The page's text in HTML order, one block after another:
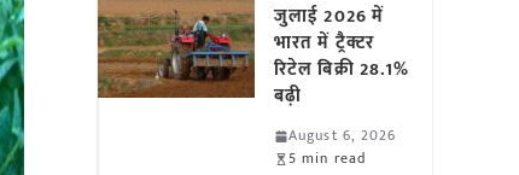
जुलाई 2026 में
भारत में ट्रैक्टर
रिटेल बिक्री 28.1%
बढ़ी
August 6, 2026
5 min read